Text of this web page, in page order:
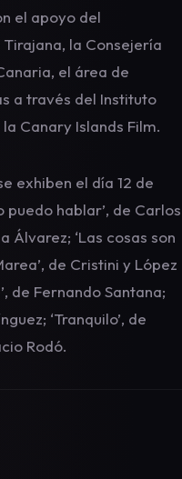
el apoyo del
la Consejería
el área de
a través del Instituto
Canary Islands Film.
exhiben el día 12 de
puedo hablar’, de Carlos
Álvarez; ‘Las cosas son
de Cristini y López
de Fernando Santana;
‘Tranquilo’, de
Rodó.